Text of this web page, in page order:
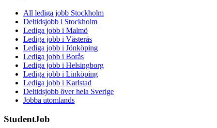
All lediga jobb Stockholm
Deltidsjobb i Stockholm
Lediga jobb i Malmö
Lediga jobb i Västerås
Lediga jobb i Jönköping
Lediga jobb i Borås
Lediga jobb i Helsingborg
Lediga jobb i Linköping
Lediga jobb i Karlstad
Deltidsjobb över hela Sverige
Jobba utomlands
StudentJob